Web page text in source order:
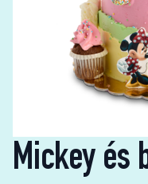
Mickey és